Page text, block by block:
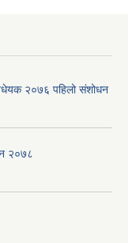
२०७६ पहिलो संशोधन
२०७८